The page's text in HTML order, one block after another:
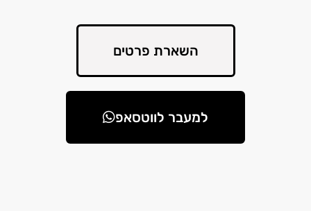
השארת פרטים
למעבר לווטסאפ